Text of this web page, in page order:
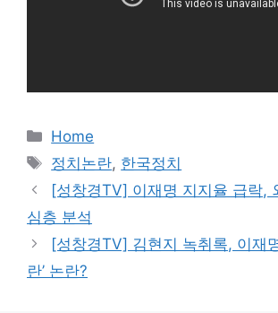
카
테
리
Home
태
그
정치논란, 한국정치
[성창경TV] 이재명 지지율 급락,
심층 분석
[성창경TV] 김현지 녹취록, 이재
란’ 논란?